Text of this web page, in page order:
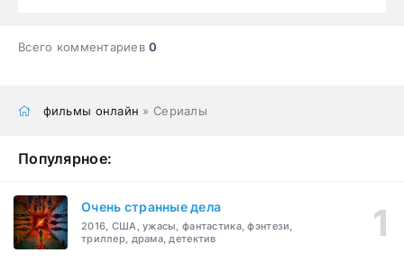
Всего комментариев0
фильмы онлайн » Сериалы
Популярное:
Очень странные дела
2016, США, ужасы, фантастика, фэнтези,
триллер, драма, детектив